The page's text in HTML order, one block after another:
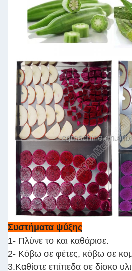
Συστήματα ψύξης
1- Πλύνε το και καθάρισε.
2- Κόβω σε φέτες, κόβω σε
3.Καθίστε επίπεδα σε δίσκο